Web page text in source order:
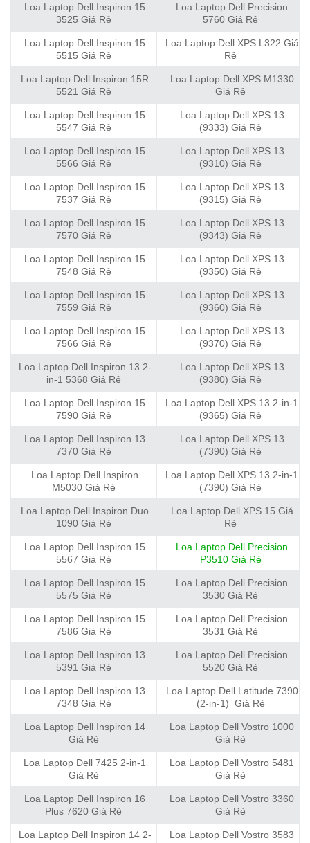
Loa Laptop Dell Inspiron 15
3525 Giá Rẻ
Loa Laptop Dell Precision
5760 Giá Rẻ
Loa Laptop Dell Inspiron 15
5515 Giá Rẻ
Loa Laptop Dell XPS L322 Giá
Rẻ
Loa Laptop Dell Inspiron 15R
5521 Giá Rẻ
Loa Laptop Dell XPS M1330
Giá Rẻ
Loa Laptop Dell Inspiron 15
5547 Giá Rẻ
Loa Laptop Dell XPS 13
(9333) Giá Rẻ
Loa Laptop Dell Inspiron 15
5566 Giá Rẻ
Loa Laptop Dell XPS 13
(9310) Giá Rẻ
Loa Laptop Dell Inspiron 15
7537 Giá Rẻ
Loa Laptop Dell XPS 13
(9315) Giá Rẻ
Loa Laptop Dell Inspiron 15
7570 Giá Rẻ
Loa Laptop Dell XPS 13
(9343) Giá Rẻ
Loa Laptop Dell Inspiron 15
7548 Giá Rẻ
Loa Laptop Dell XPS 13
(9350) Giá Rẻ
Loa Laptop Dell Inspiron 15
7559 Giá Rẻ
Loa Laptop Dell XPS 13
(9360) Giá Rẻ
Loa Laptop Dell Inspiron 15
7566 Giá Rẻ
Loa Laptop Dell XPS 13
(9370) Giá Rẻ
Loa Laptop Dell Inspiron 13 2-
in-1 5368 Giá Rẻ
Loa Laptop Dell XPS 13
(9380) Giá Rẻ
Loa Laptop Dell Inspiron 15
7590 Giá Rẻ
Loa Laptop Dell XPS 13 2-in-1
(9365) Giá Rẻ
Loa Laptop Dell Inspiron 13
7370 Giá Rẻ
Loa Laptop Dell XPS 13
(7390) Giá Rẻ
Loa Laptop Dell Inspiron
M5030 Giá Rẻ
Loa Laptop Dell XPS 13 2-in-1
(7390) Giá Rẻ
Loa Laptop Dell Inspiron Duo
1090 Giá Rẻ
Loa Laptop Dell XPS 15 Giá
Rẻ
Loa Laptop Dell Inspiron 15
5567 Giá Rẻ
Loa Laptop Dell Precision
P3510 Giá Rẻ
Loa Laptop Dell Inspiron 15
5575 Giá Rẻ
Loa Laptop Dell Precision
3530 Giá Rẻ
Loa Laptop Dell Inspiron 15
7586 Giá Rẻ
Loa Laptop Dell Precision
3531 Giá Rẻ
Loa Laptop Dell Inspiron 13
5391 Giá Rẻ
Loa Laptop Dell Precision
5520 Giá Rẻ
Loa Laptop Dell Inspiron 13
7348 Giá Rẻ
Loa Laptop Dell Latitude 7390
(2-in-1) Giá Rẻ
Loa Laptop Dell Inspiron 14
Giá Rẻ
Loa Laptop Dell Vostro 1000
Giá Rẻ
Loa Laptop Dell 7425 2-in-1
Giá Rẻ
Loa Laptop Dell Vostro 5481
Giá Rẻ
Loa Laptop Dell Inspiron 16
Plus 7620 Giá Rẻ
Loa Laptop Dell Vostro 3360
Giá Rẻ
Loa Laptop Dell Inspiron 14 2-
Loa Laptop Dell Vostro 3583